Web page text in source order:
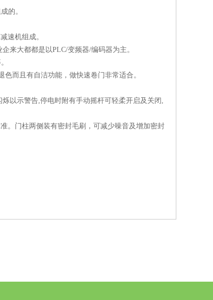
的。
速机组成。
大都都是以PLC/变频器/编码器为主。
而且有自洁功能，做快速卷门非常适合。
以示警告,停电时附有手动摇杆可轻柔开启及关闭,
门柱两侧装有密封毛刷，可减少噪音及增加密封